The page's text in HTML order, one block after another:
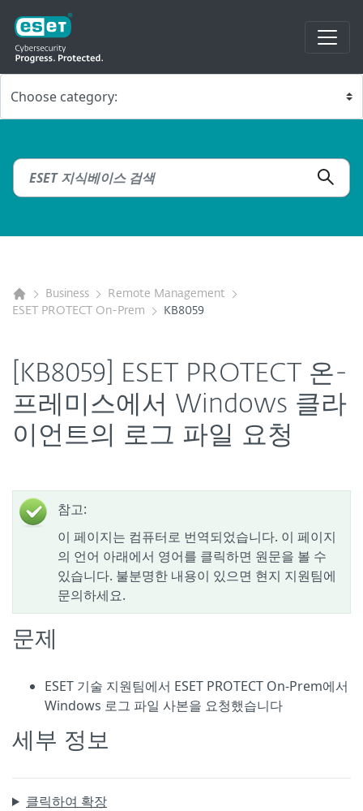
Business
Remote Management
ESET PROTECT On-Prem
KB8059
[KB8059] ESET PROTECT 온-
프레미스에서 Windows 클라
이언트의 로그 파일 요청
참고:
이 페이지는 컴퓨터로 번역되었습니다. 이 페이지
의 언어 아래에서 영어를 클릭하면 원문을 볼 수
있습니다. 불분명한 내용이 있으면 현지 지원팀에
문의하세요.
문제
ESET 기술 지원팀에서 ESET PROTECT On-Prem에서
Windows 로그 파일 사본을 요청했습니다
세부 정보
클릭하여 확장